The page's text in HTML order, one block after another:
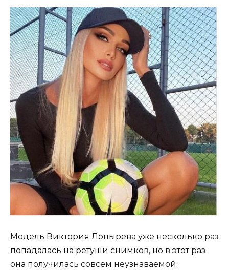
Модель Виктория Лопырева уже несколько раз
попадалась на ретуши снимков, но в этот раз
она получилась совсем неузнаваемой.